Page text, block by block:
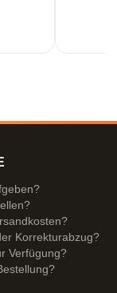
Korrekturabzug?
Verfügung?